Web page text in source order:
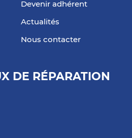
Devenir adhérent
Actualités
Nous contacter
DE RÉPARATION